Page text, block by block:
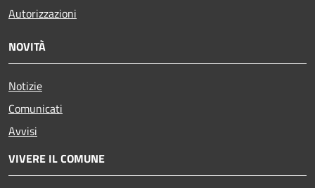
Autorizzazioni
NOVITÀ
Notizie
Comunicati
Avvisi
VIVERE IL COMUNE